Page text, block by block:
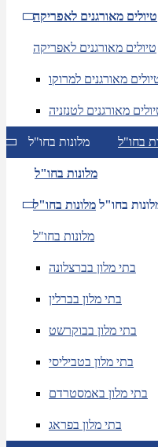
טיולים מאורגנים לאפריקה
טיולים מאורגנים לאפריקה
מאורגנים למרוקו
מאורגנים לטנזניה
מלונות בחו"ל בחו"ל
מלונות בחו"ל
בחו"ל מלונות בחו"ל
מלונות בחו"ל
בתי מלון בברצלונה
בתי מלון בברלין
בתי מלון בבוקרשט
בתי מלון בטביליסי
בתי מלון באמסטרדם
בתי מלון בפראג